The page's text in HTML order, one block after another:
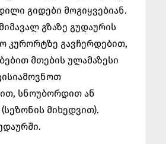
გიდები მოგიყვებიან.
გზაზე გუდაურის
კურორტზე გავჩერდებით,
მთების ულამაზესი
სნოუბორდით ან
მიხედვით).